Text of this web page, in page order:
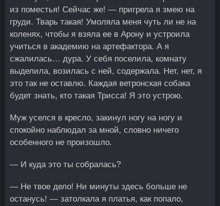
из поместья! Сейчас же! — пригрела я змею на
груди. Тварь такая! Умоляла меня чуть ли не на
коленях, чтобы я взяла ее в Арону и устроила
учиться в академию на артефактора. А я
сжалилась… дура. У себя поселила, комнату
выделила, возилась с ней, содержала. Нет, нет, я
это так не оставлю. Каждая ветронская собака
будет знать, кто такая Трисса! Я это устрою.
Муж уселся в кресло, закинул ногу на ногу и
спокойно наблюдал за мной, словно ничего
особенного не произошло.
— И куда это ты собралась?
— Не твое дело! Ни минуты здесь больше не
останусь! — затолкала я платья, как попало,